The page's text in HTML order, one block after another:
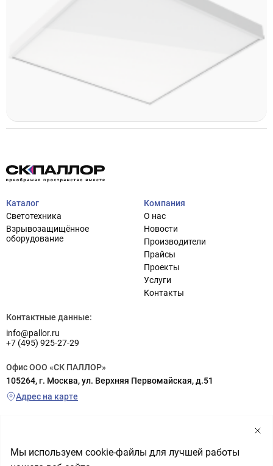
Каталог
Светотехника
Взрывозащищённое
оборудование
Компания
О нас
Новости
Производители
Прайсы
Проекты
Услуги
Контакты
Контактные данные:
info@pallor.ru
+7 (495) 925-27-29
Офис ООО «СК ПАЛЛОР»
105264, г. Москва, ул. Верхняя Первомайская, д.51
Адрес на карте
г. Реутов (заезд с шоссе Энтузиастов), ул. Транспортная, д.6а
Адрес на карте
Мы используем cookie-файлы для лучшей работы